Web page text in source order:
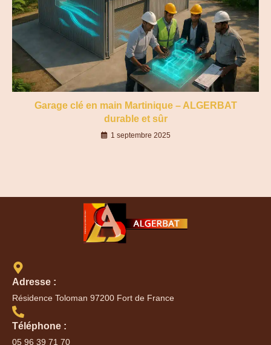
Garage clé en main Martinique – ALGERBAT
durable et sûr
1 septembre 2025
Adresse :
Résidence Toloman 97200 Fort de France
Téléphone :
05 96 39 71 70